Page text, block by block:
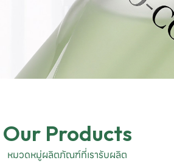
Our Products
หมวดหมู่ผลิตภัณฑ์ที่เรารับผลิต